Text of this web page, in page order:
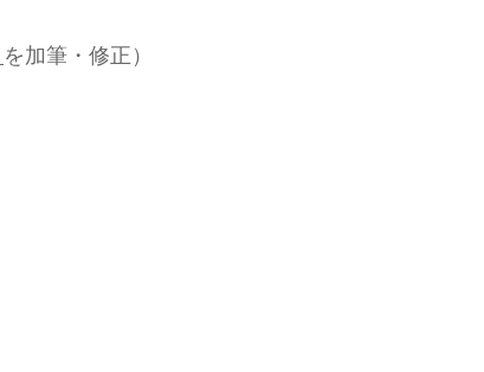
を加筆・修正）